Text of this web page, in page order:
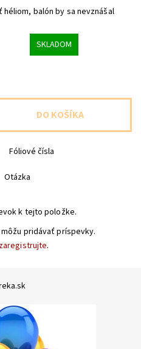
balón by sa nevznášal
SKLADOM
Fóliové čísla
Otázka
k tejto položke.
pridávať príspevky.
zaregistrujte.